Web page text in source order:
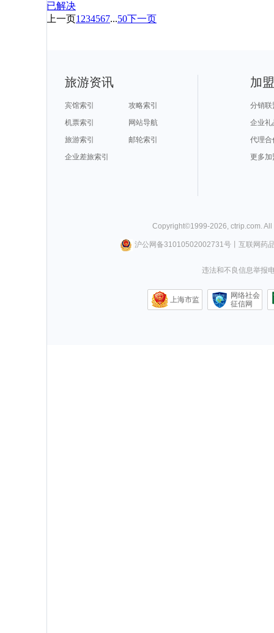
已解决
上一页1 234567...50下一页
旅游资讯
宾馆索引
攻略索引
机票索引
网站导航
旅游索引
邮轮索引
企业差旅索引
加
分销联
企业礼
代理合
更多加
Copyright©1999-2026, ctrip.com.
沪公网备31010502002731号丨 互联网药
违法和不良信息举报
上海市监
网络社会
征信网